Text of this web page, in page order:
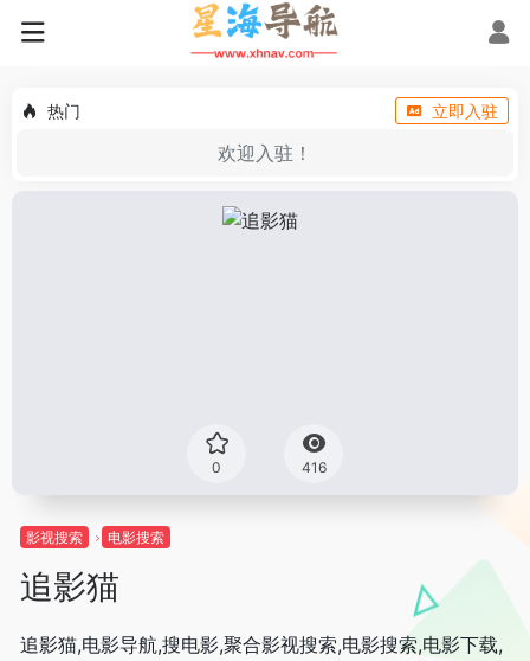
热门 立即入驻
欢迎入驻！
0 416
影视搜索 电影搜索
追影猫
追影猫,电影导航,搜电影,聚合影视搜索,电影搜索,电影下载,